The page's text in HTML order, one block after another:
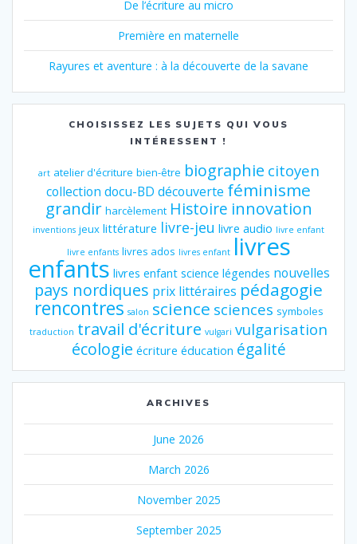
De l’écriture au micro
Première en maternelle
Rayures et aventure : à la découverte de la savane
CHOISISSEZ LES SUJETS QUI VOUS
INTÉRESSENT !
art atelier d'écriture bien-être biographie citoyen
collection docu-BD découverte féminisme
grandir harcèlement Histoire innovation
inventions jeux littérature livre-jeu livre audio livre enfant
livre enfants livres ados livres enfant livres
enfants livres enfant science légendes nouvelles
pays nordiques prix littéraires pédagogie
rencontres salon science sciences symboles
traduction travail d'écriture vulgari vulgarisation
écologie écriture éducation égalité
ARCHIVES
June 2026
March 2026
November 2025
September 2025